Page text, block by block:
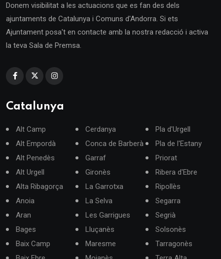
Donem visibilitat a les actuacions que es fan des dels
ajuntaments de Catalunya i Comuns d'Andorra. Si ets
Ajuntament posa't en contacte amb la nostra redacció i activa
la teva Sala de Premsa.
Catalunya
Alt Camp
Alt Empordà
Alt Penedès
Alt Urgell
Alta Ribagorça
Anoia
Aran
Bages
Baix Camp
Cerdanya
Conca de Barberà
Garraf
Gironès
La Garrotxa
La Selva
Les Garrigues
Lluçanès
Maresme
Pla d'Urgell
Pla de l'Estany
Priorat
Ribera d'Ebre
Ripollès
Segarra
Segrià
Solsonès
Tarragonès